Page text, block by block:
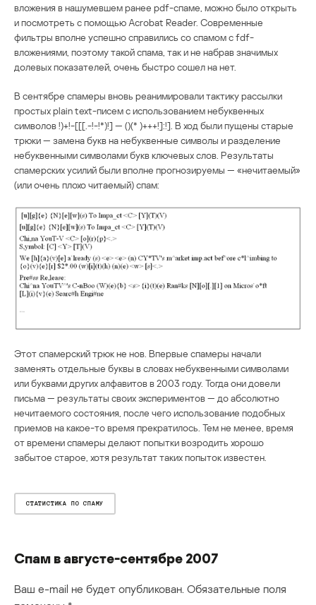
вложения в нашумевшем ранее pdf-спаме, можно было открыть
и посмотреть с помощью Acrobat Reader. Современные
фильтры вполне успешно справились со спамом с fdf-
вложениями, поэтому такой спама, так и не набрав значимых
долевых показателей, очень быстро сошел на нет.
В сентябре спамеры вновь реанимировали тактику рассылки
простых plain text-писем с использованием небуквенных
символов !)+!-[[[.-!-!*)!] — ()(* )+++!]:!]. В ход были пущены старые
трюки — замена букв на небуквенные символы и разделение
небуквенными символами букв ключевых слов. Результаты
спамерских усилий были вполне прогнозируемы — «нечитаемый»
(или очень плохо читаемый) спам:
Этот спамерский трюк не нов. Впервые спамеры начали
заменять отдельные буквы в словах небуквенными символами
или буквами других алфавитов в 2003 году. Тогда они довели
письма — результаты своих экспериментов — до абсолютно
нечитаемого состояния, после чего использование подобных
приемов на какое-то время прекратилось. Тем не менее, время
от времени спамеры делают попытки возродить хорошо
забытое старое, хотя результат таких попыток известен.
СТАТИСТИКА ПО СПАМУ
Спам в августе-сентябре 2007
Ваш e-mail не будет опубликован. Обязательные поля